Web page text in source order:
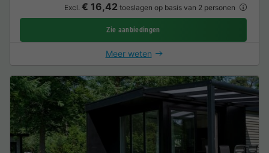
Excl. € 16,42 toeslagen op basis van 2 personen
Zie aanbiedingen
Meer weten